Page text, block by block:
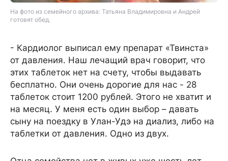
На фото из семейного архива: Татьяна Владимировна и Андрей
готовят обед.
- Кардиолог выписал ему препарат «Твинста»
от давления. Наш лечащий врач говорит, что
этих таблеток нет на счету, чтобы выдавать
бесплатно. Они очень дорогие для нас - 28
таблеток стоит 1200 рублей. Этого не хватит и
на месяц. У меня есть один выбор – давать
сыну на поездку в Улан-Удэ на диализ, либо на
таблетки от давления. Одно из двух.